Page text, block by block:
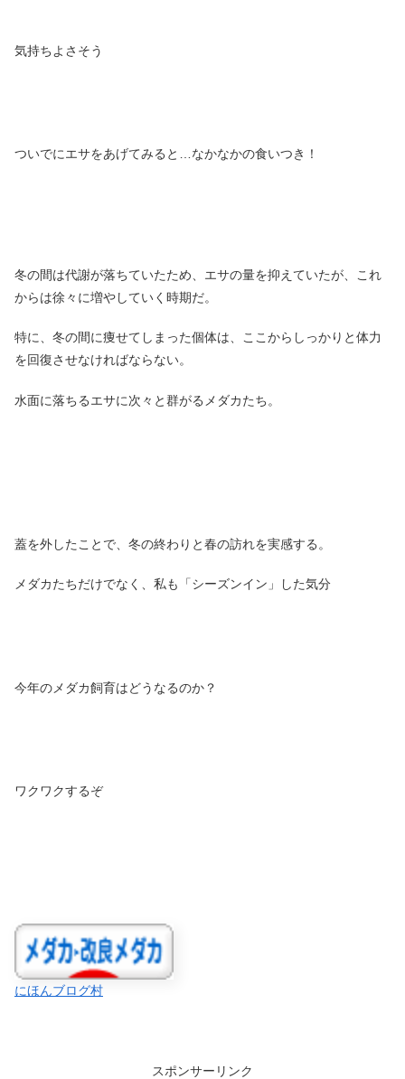
気持ちよさそう
ついでにエサをあげてみると…なかなかの食いつき！
冬の間は代謝が落ちていたため、エサの量を抑えていたが、これ
からは徐々に増やしていく時期だ。
特に、冬の間に痩せてしまった個体は、ここからしっかりと体力
を回復させなければならない。
水面に落ちるエサに次々と群がるメダカたち。
蓋を外したことで、冬の終わりと春の訪れを実感する。
メダカたちだけでなく、私も「シーズンイン」した気分
今年のメダカ飼育はどうなるのか？
ワクワクするぞ
にほんブログ村
スポンサーリンク